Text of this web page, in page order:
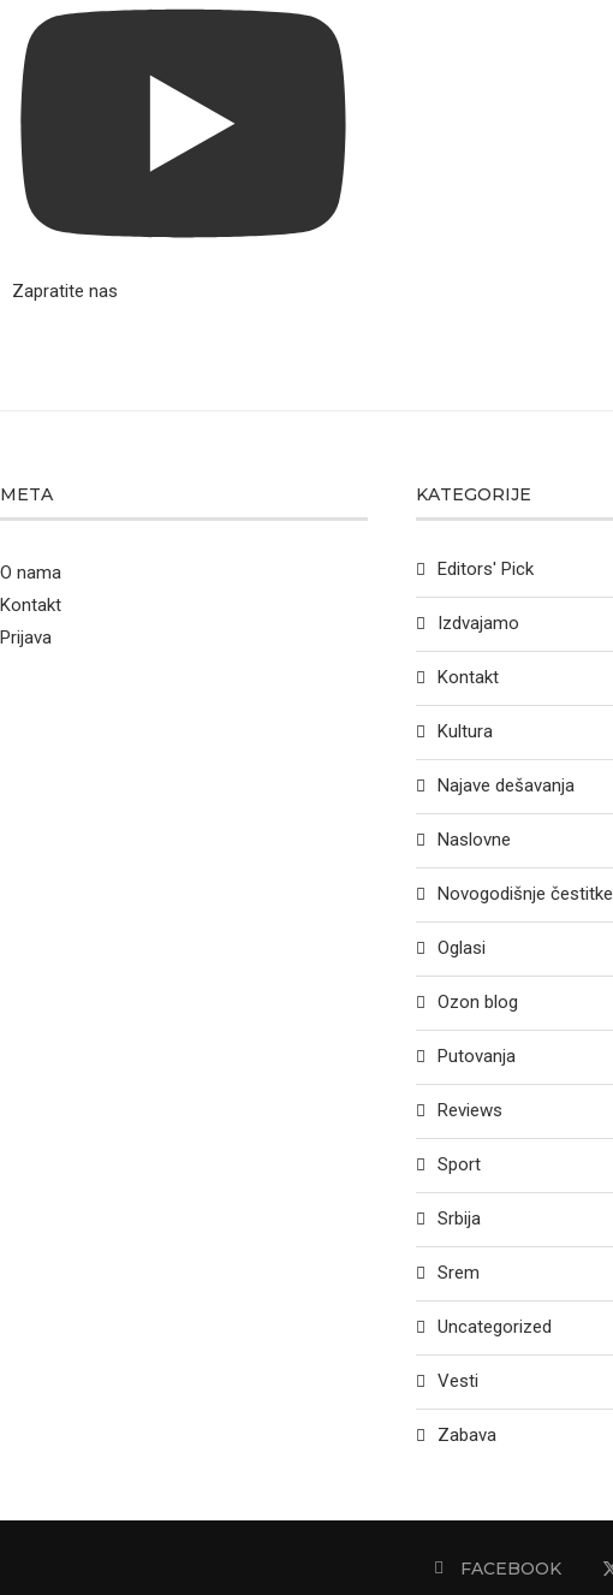
Zapratite nas
META
O nama
Kontakt
Prijava
KATEGORIJE
Editors' Pick
Izdvajamo
Kontakt
Kultura
Najave dešavanja
Naslovne
Novogodišnje čestitke
Oglasi
Ozon blog
Putovanja
Reviews
Sport
Srbija
Srem
Uncategorized
Vesti
Zabava
FACEBOOK